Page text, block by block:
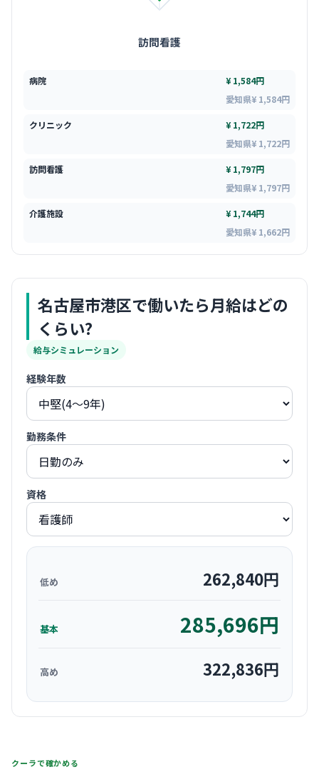
訪問看護
病院
¥ 1,584円
愛知県¥ 1,584円
クリニック
¥ 1,722円
愛知県¥ 1,722円
訪問看護
¥ 1,797円
愛知県¥ 1,797円
介護施設
¥ 1,744円
愛知県¥ 1,662円
名古屋市港区で働いたら月給はどの
くらい?
給与シミュレーション
経験年数
勤務条件
資格
低め 262,840円
基本 285,696円
高め 322,836円
クーラで確かめる